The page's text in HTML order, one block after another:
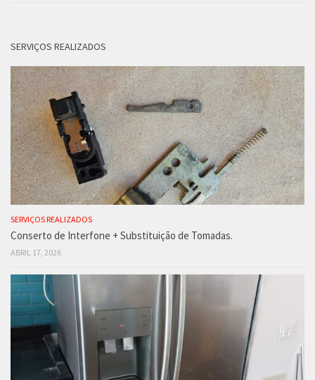
SERVIÇOS REALIZADOS
SERVIÇOS REALIZADOS
Conserto de Interfone + Substituição de Tomadas.
ABRIL 17, 2026